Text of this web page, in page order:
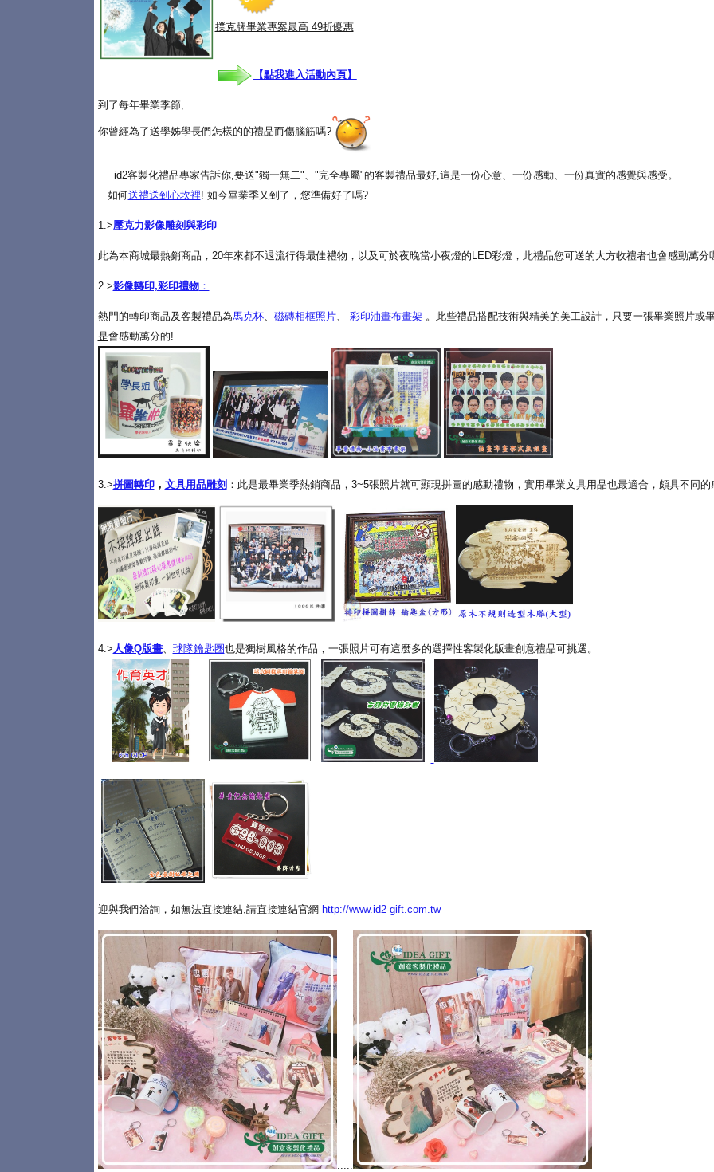
撲克牌畢業專案最高 49折優惠
【點我進入活動內頁】
到了每年畢業季節,
你曾經為了送學姊學長們怎樣的的禮品而傷腦筋嗎?
id2客製化禮品專家告訴你,要送"獨一無二"、"完全專屬"的客製禮品最好,這是一份心意、一份感動、一份真實的感覺與感受。
如何送禮送到心坎裡! 如今畢業季又到了，您準備好了嗎?
1.>壓克力影像雕刻與彩印
此為本商城最熱銷商品，20年來都不退流行得最佳禮物，以及可於夜晚當小夜燈的LED彩燈，此禮品您可送的大方收禮者也會感動萬分
2.>影像轉印,彩印禮物：
熱門的轉印商品及客製禮品為馬克杯、 磁磚相框照片、 彩印油畫布畫架 。此些禮品搭配技術與精美的美工設計，只要一張畢業照片或
是會感動萬分的!
3.>拼圖轉印， 文具用品雕刻 ：此是最畢業季熱銷商品，3~5張照片就可顯現拼圖的感動禮物，實用畢業文具用品也最適合，頗具不同
4.> 人像Q版畫、 球隊鑰匙圈也是獨樹風格的作品，一張照片可有這麼多的選擇性客製化版畫創意禮品可挑選。
迎與我們洽詢，如無法直接連結,請直接連結官網 http://www.id2-gift.com.tw
.....